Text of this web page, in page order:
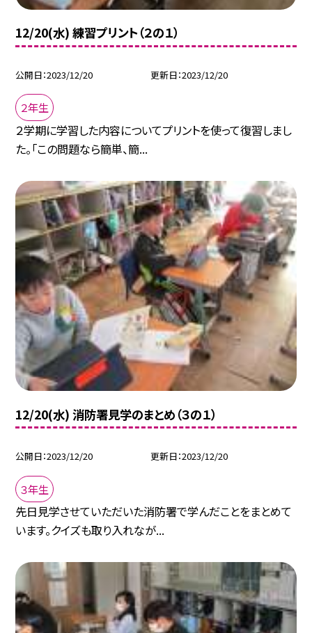
12/20(水) 練習プリント（２の１）
公開日 2023/12/20 更新日 2023/12/20
２年生
２学期に学習した内容についてプリントを使って復習しまし
た。「この問題なら簡単、簡...
12/20(水) 消防署見学のまとめ（３の１）
公開日 2023/12/20 更新日 2023/12/20
３年生
先日見学させていただいた消防署で学んだことをまとめて
います。クイズも取り入れなが...